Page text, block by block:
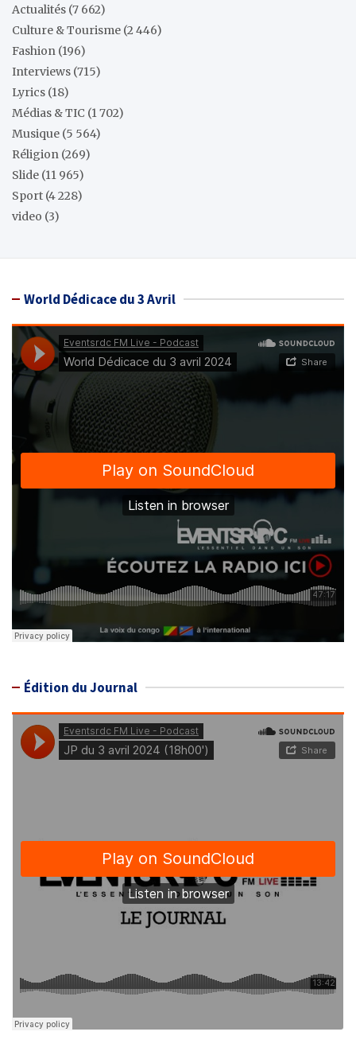
Actualités (7 662)
Culture & Tourisme (2 446)
Fashion (196)
Interviews (715)
Lyrics (18)
Médias & TIC (1 702)
Musique (5 564)
Réligion (269)
Slide (11 965)
Sport (4 228)
video (3)
World Dédicace du 3 Avril
Édition du Journal